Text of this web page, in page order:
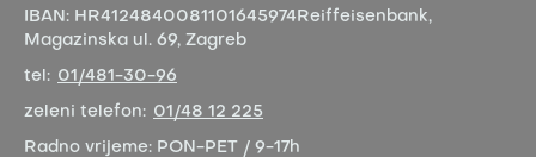
IBAN: HR4124840081101645974 Reiffeisenbank,
Magazinska ul. 69, Zagreb
tel: 01/481-30-96
zeleni telefon: 01/48 12 225
Radno vrijeme: PON-PET / 9-17h